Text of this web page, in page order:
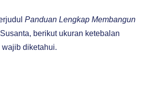
Panduan Lengkap Membangun
berikut ukuran ketebalan
diketahui.